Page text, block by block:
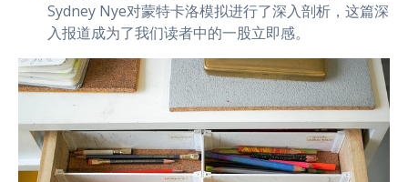
Sydney Nye对蒙特卡洛模拟进行了深入剖析，这篇深
入报道成为了我们读者中的一股立即感。